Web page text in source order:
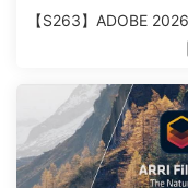
【S263】ADOBE